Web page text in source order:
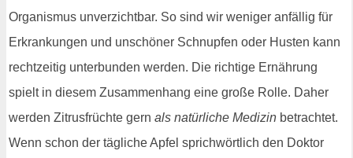
Organismus unverzichtbar. So sind wir weniger anfällig für
Erkrankungen und unschöner Schnupfen oder Husten kann
rechtzeitig unterbunden werden. Die richtige Ernährung
spielt in diesem Zusammenhang eine große Rolle. Daher
werden Zitrusfrüchte gern als natürliche Medizin betrachtet.
Wenn schon der tägliche Apfel sprichwörtlich den Doktor